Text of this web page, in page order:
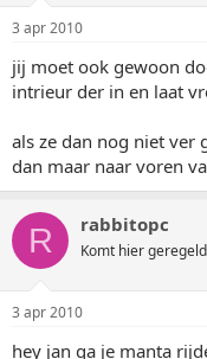
3 apr 2010
jij moet ook gewoon
intrieur der in en laat
als ze dan nog niet ver
dan maar naar voren
R rabbitopc
Komt hier geregeld
3 apr 2010
hey jan ga je manta